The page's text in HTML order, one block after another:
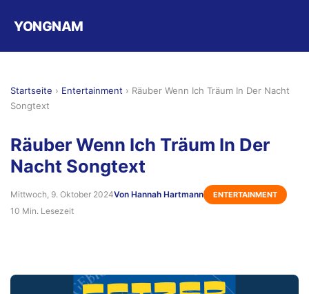
YONGNAM
Startseite › Entertainment › Räuber Wenn Ich Träum In Der Nacht
Songtext
Räuber Wenn Ich Träum In Der
Nacht Songtext
Mittwoch, 9. Oktober 2024Von Hannah Hartmann ENTERTAINMENT
10 Min. Lesezeit